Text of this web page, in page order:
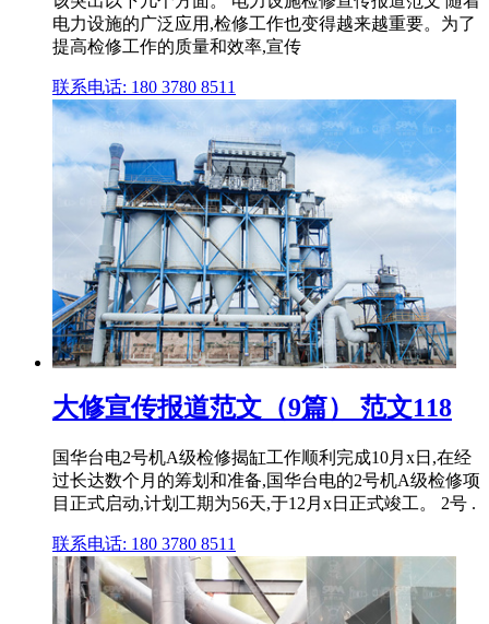
电力设施的广泛应用,检修工作也变得越来越重要。为了
提高检修工作的质量和效率,宣传
联系电话: 180 3780 8511
大修宣传报道范文（9篇） 范文118
国华台电2号机A级检修揭缸工作顺利完成10月x日,在经
过长达数个月的筹划和准备,国华台电的2号机A级检修项
目正式启动,计划工期为56天,于12月x日正式竣工。 2号 .
联系电话: 180 3780 8511